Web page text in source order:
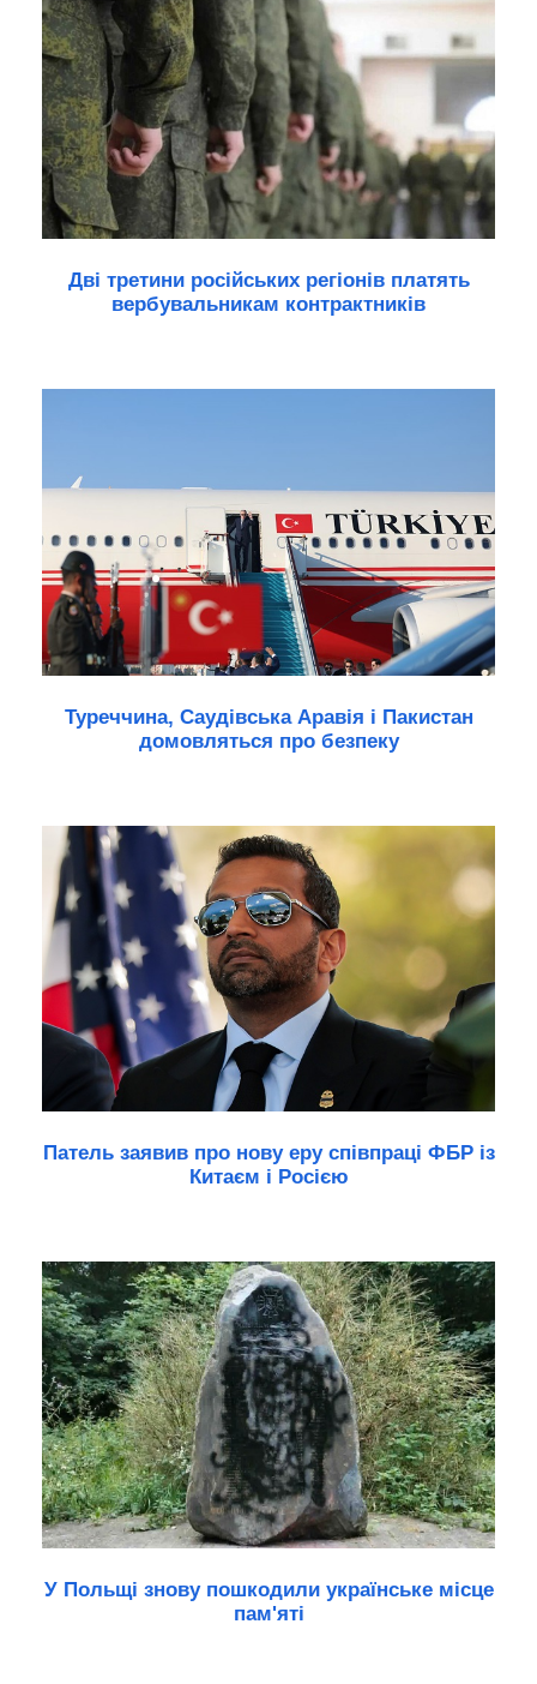
Дві третини російських регіонів платять
вербувальникам контрактників
Туреччина, Саудівська Аравія і Пакистан
домовляться про безпеку
Патель заявив про нову еру співпраці ФБР із
Китаєм і Росією
У Польщі знову пошкодили українське місце
пам'яті